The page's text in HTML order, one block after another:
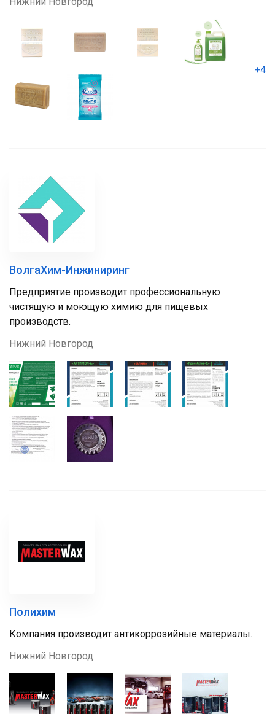
+4
ВолгаХим-Инжиниринг
Предприятие производит профессиональную
чистящую и моющую химию для пищевых
производств.
Нижний Новгород
Полихим
Компания производит антикоррозийные материалы.
Нижний Новгород